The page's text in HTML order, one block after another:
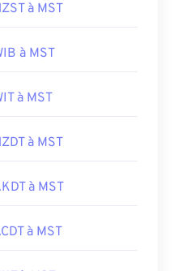
à MST
à MST
à MST
à MST
à MST
à MST